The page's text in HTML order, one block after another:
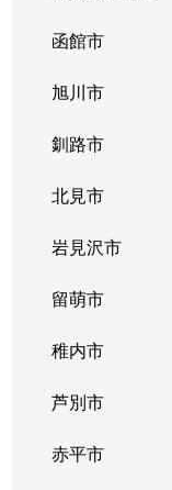
函館市
旭川市
釧路市
北見市
岩見沢市
留萌市
稚内市
芦別市
赤平市